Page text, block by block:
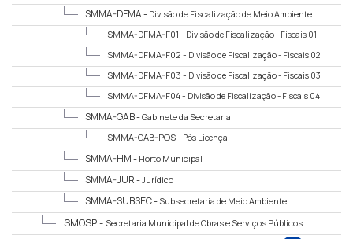
SMMA-DFMA - Divisão de Fiscalização de Meio Ambiente
SMMA-DFMA-F01 - Divisão de Fiscalização - Fiscais 01
SMMA-DFMA-F02 - Divisão de Fiscalização - Fiscais 02
SMMA-DFMA-F03 - Divisão de Fiscalização - Fiscais 03
SMMA-DFMA-F04 - Divisão de Fiscalização - Fiscais 04
SMMA-GAB -Gabinete da Secretaria
SMMA-GAB-POS - Pós Licença
SMMA-HM - Horto Municipal
SMMA-JUR -Jurídico
SMMA-SUBSEC - Subsecretaria de Meio Ambiente
SMOSP - Secretaria Municipal de Obras e Serviços Públicos